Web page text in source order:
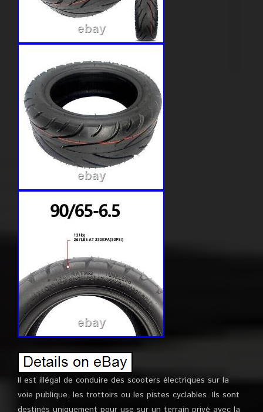
Il est illégal de conduire des scooters électriques sur la
voie publique, les trottoirs ou les pistes cyclables. Ils sont
destinés uniquement pour use sur un terrain privé avec la